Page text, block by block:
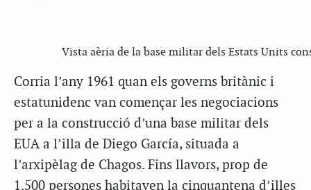
Vista aèria de la base militar dels Estats Units
Corria l’any 1961 quan els governs britànic i
estatunidenc van començar les negociacions
per a la construcció d’una base militar dels
EUA a l’illa de Diego García, situada a
l’arxipèlag de Chagos. Fins llavors, prop de
1.500 persones habitaven la cinquantena d’illes